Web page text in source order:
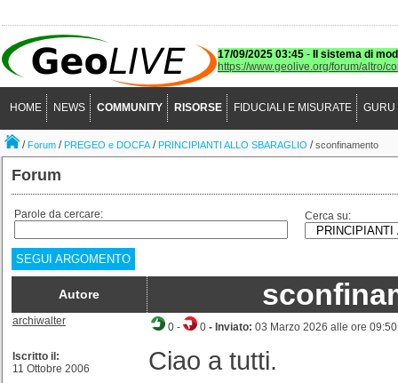
17/09/2025 03:45 -
Il sistema di
https://www.geolive.org/forum/altro/
HOME NEWS COMMUNITY RISORSE FIDUCIALI E MISURATE GURU
/Forum /PREGEO e DOCFA/PRINCIPIANTI ALLO SBARAGLIO /sconfinamento
Forum
Parole da cercare: Cerca su:
SEGUI ARGOMENTO
Autore
archiwalter
Iscritto il:
11 Ottobre 2006
0 - 0 - Inviato: 03 Marzo 2026 alle ore 09:50
Ciao a tutti.